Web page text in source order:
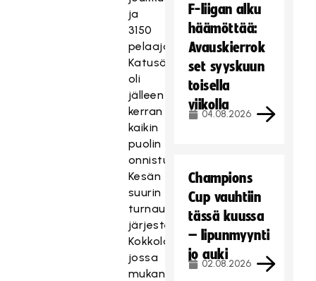
ja
3150
pelaajaa.
Katusählykiertue
oli
jälleen
kerran
kaikin
puolin
onnistunut.
Kesän
suurin
turnaus
järjestettiin
Kokkolassa,
jossa
mukana
F-liigan alku
häämöttää:
Avauskierrok
set syyskuun
toisella
viikolla
04.08.2026
Champions
Cup vauhtiin
tässä kuussa
– lipunmyynti
jo auki
02.08.2026